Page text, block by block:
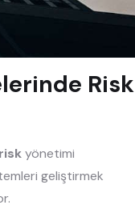
Risk
riskyönetimi
geliştirmek